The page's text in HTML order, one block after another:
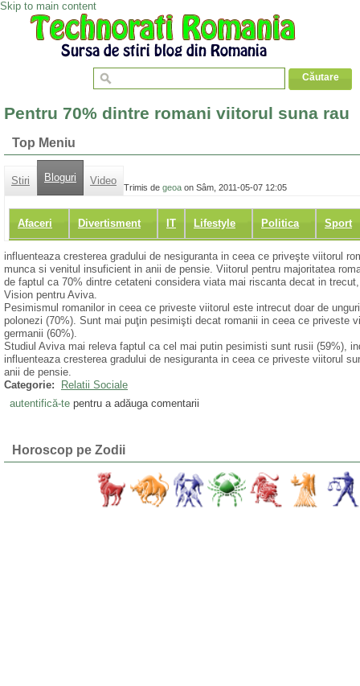
Skip to main content
Pentru 70% dintre romani viitorul suna rau
Top Meniu
Stiri Bloguri Video
Afaceri Divertisment IT Lifestyle Politica Sport
Trimis de geoa on Sâm, 2011-05-07 12:05
influenteaza cresterea gradului de nesiguranta in ceea ce priveşte viitorul
munca si venitul insuficient in anii de pensie. Viitorul pentru majoritatea
de faptul ca 70% dintre cetateni considera viata mai riscanta decat in
Vision pentru Aviva.
Pesimismul romanilor in ceea ce priveste viitorul este intrecut doar de
polonezi (70%). Sunt mai puţin pesimişti decat romanii in ceea ce priveste
germanii (60%).
Studiul Aviva mai releva faptul ca cel mai putin pesimisti sunt rusii (59%),
influenteaza cresterea gradului de nesiguranta in ceea ce priveste viitorul
anii de pensie.
Categorie:
Relatii Sociale
autentifică-tepentru a adăuga comentarii
Horoscop pe Zodii